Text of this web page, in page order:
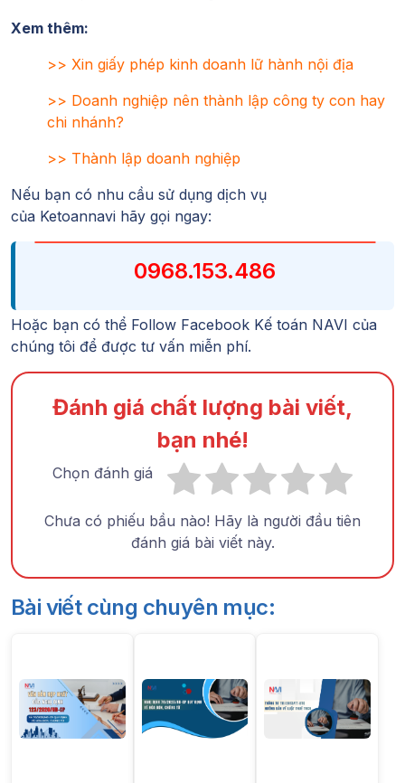
Xem thêm:
>> Xin giấy phép kinh doanh lữ hành nội địa
>> Doanh nghiệp nên thành lập công ty con hay
chi nhánh?
>> Thành lập doanh nghiệp
Nếu bạn có nhu cầu sử dụng dịch vụ
của Ketoannavi hãy gọi ngay:
0968.153.486
Hoặc bạn có thể Follow Facebook Kế toán NAVI của
chúng tôi để được tư vấn miễn phí.
Đánh giá chất lượng bài viết,
bạn nhé!
Chọn đánh giá
Chưa có phiếu bầu nào! Hãy là người đầu tiên
đánh giá bài viết này.
Bài viết cùng chuyên mục: